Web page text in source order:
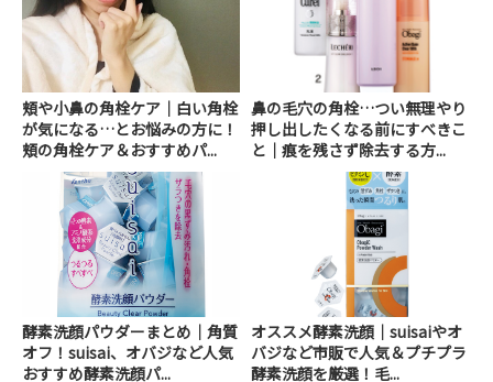
頬や小鼻の角栓ケア｜白い角栓
が気になる…とお悩みの方に！
頬の角栓ケア＆おすすめパ...
鼻の毛穴の角栓…つい無理やり
押し出したくなる前にすべきこ
と｜痕を残さず除去する方...
酵素洗顔パウダーまとめ｜角質
オフ！suisai、オバジなど人気
おすすめ酵素洗顔パ...
オススメ酵素洗顔｜suisaiやオ
バジなど市販で人気＆プチプラ
酵素洗顔を厳選！毛...